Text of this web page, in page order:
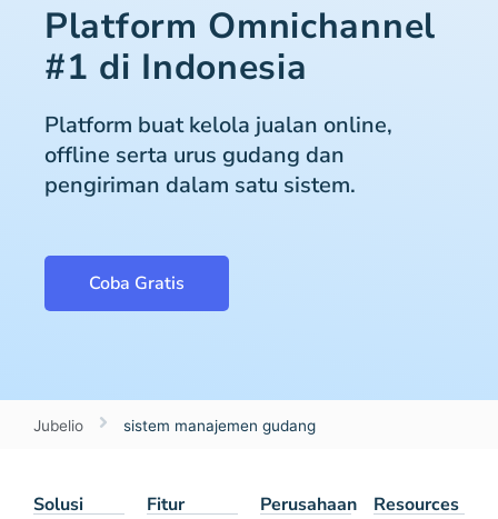
Platform Omnichannel
#1 di Indonesia
Platform buat kelola jualan online,
offline serta urus gudang dan
pengiriman dalam satu sistem.
Coba Gratis
Jubelio sistem manajemen gudang
Solusi Fitur Perusahaan Resources